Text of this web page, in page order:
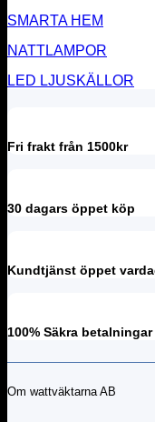
produktsidan
SMARTA HEM
NATTLAMPOR
LED LJUSKÄLLOR
Fri frakt från 1500kr
30 dagars öppet köp
Kundtjänst öppet
100% Säkra betalningar
Om wattväktarna AB